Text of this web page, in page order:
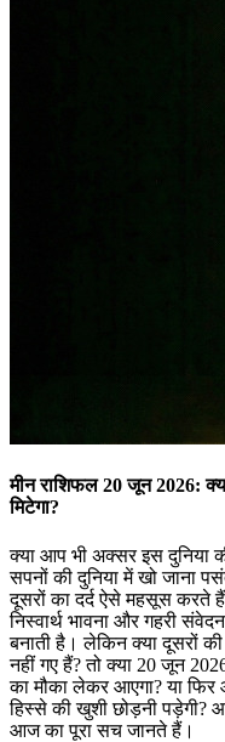
मीन राशिफल 20 जून 2026:
मिटेगा?
क्या आप भी अक्सर इस दुनिया
सपनों की दुनिया में खो जाना
दूसरों का दर्द ऐसे महसूस करते
निस्वार्थ भावना और गहरी
बनाती है। लेकिन क्या दूसरों
नहीं गए हैं? तो क्या 20 जून
का मौका लेकर आएगा? या
हिस्से की खुशी छोड़नी पड़ेगी?
आज का पूरा सच जानते हैं।